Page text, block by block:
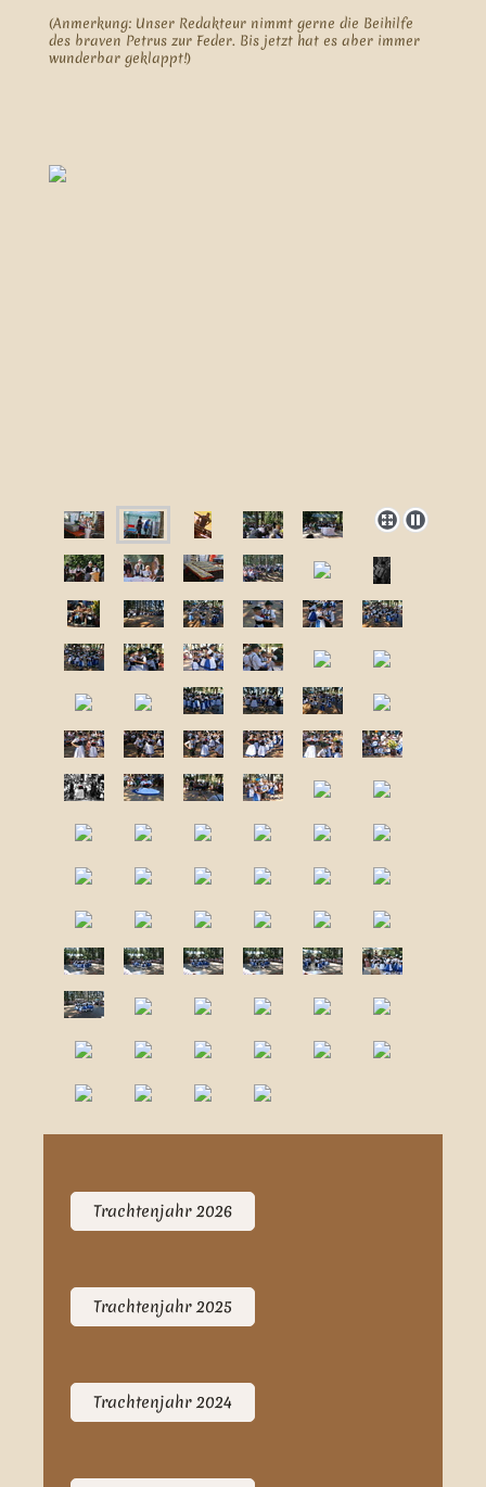
(Anmerkung: Unser Redakteur nimmt gerne die Beihilfe
des braven Petrus zur Feder. Bis jetzt hat es aber immer
wunderbar geklappt!)
Trachtenjahr 2026
Trachtenjahr 2025
Trachtenjahr 2024